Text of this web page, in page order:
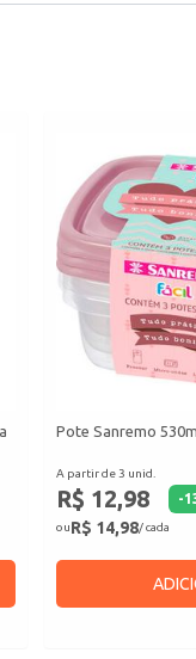
Pote Sanremo
A partir de 3 unid.
R$ 12,98 -
ouR$ 14,98/ cada